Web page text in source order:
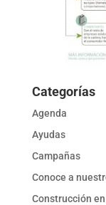
Categorías
Agenda
Ayudas
Campañas
Conoce a
Construcción